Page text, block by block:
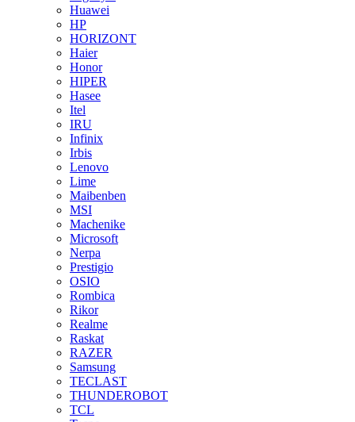
Huawei
HP
HORIZONT
Haier
Honor
HIPER
Hasee
Itel
IRU
Infinix
Irbis
Lenovo
Lime
Maibenben
MSI
Machenike
Microsoft
Nerpa
Prestigio
OSIO
Rombica
Rikor
Realme
Raskat
RAZER
Samsung
TECLAST
THUNDEROBOT
TCL